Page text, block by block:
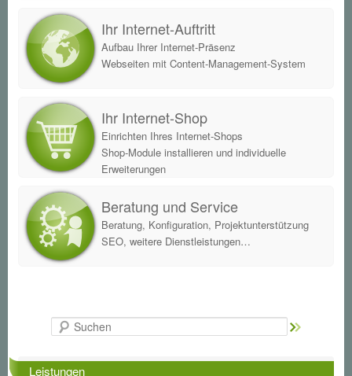
Ihr Internet-Auftritt
Aufbau Ihrer Internet-Präsenz
Webseiten mit Content-Management-System
Ihr Internet-Shop
Einrichten Ihres Internet-Shops
Shop-Module installieren und individuelle
Erweiterungen
Beratung und Service
Beratung, Konfiguration, Projektunterstützung
SEO, weitere Dienstleistungen…
Suche
Leistungen